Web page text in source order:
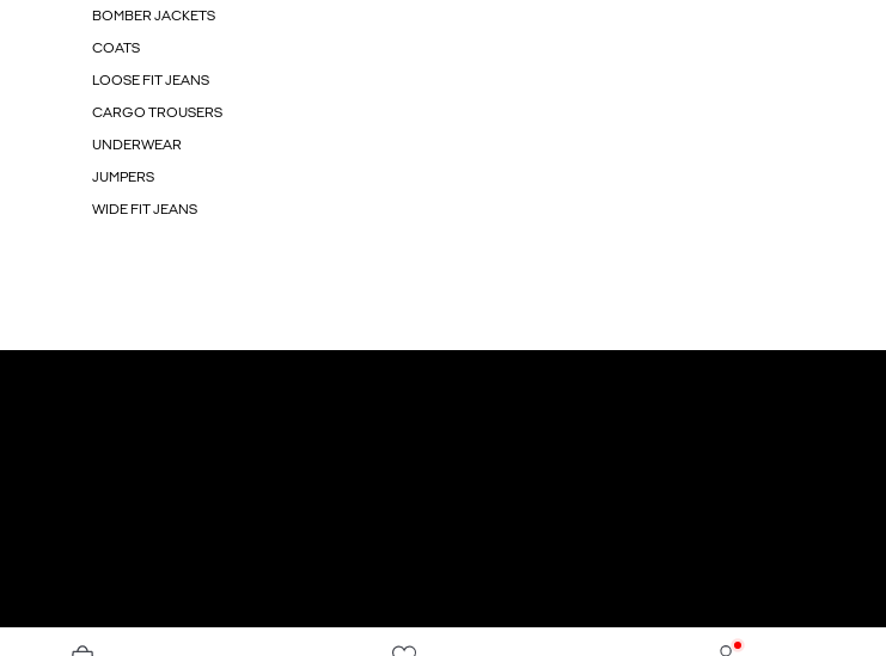
BOMBER JACKETS
COATS
LOOSE FIT JEANS
CARGO TROUSERS
UNDERWEAR
JUMPERS
WIDE FIT JEANS